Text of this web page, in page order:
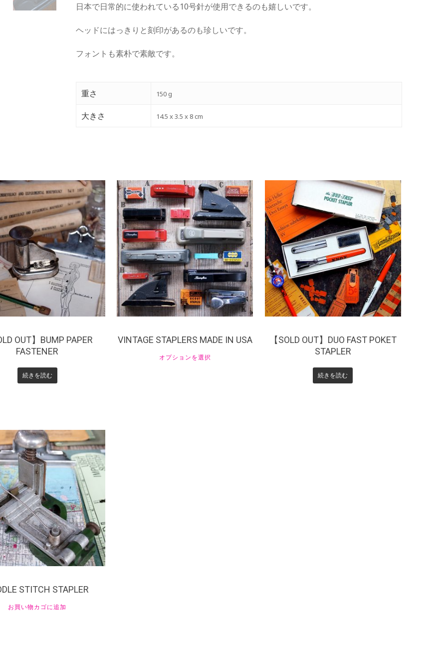
日本で日常的に使われている10号針が使用できるのも嬉しいです。
ヘッドにはっきりと刻印があるのも珍しいです。
フォントも素朴で素敵です。
重さ 150 g
大きさ 14.5 x 3.5 x 8 cm
OUT】BUMP PAPER
FASTENER
続きを読む
¥0 ¥6,050
VINTAGE STAPLERS MADE IN USA
オプションを選択
¥7,700
【SOLD OUT】DUO FAST POKET
STAPLER
続きを読む
STITCH STAPLER
お買い物カゴに追加